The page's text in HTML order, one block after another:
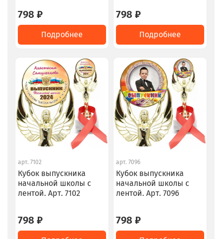
798 ₽
Подробнее
798 ₽
Подробнее
арт. 7102
Кубок выпускника
начальной школы с
лентой. Арт. 7102
798 ₽
арт. 7096
Кубок выпускника
начальной школы с
лентой. Арт. 7096
798 ₽